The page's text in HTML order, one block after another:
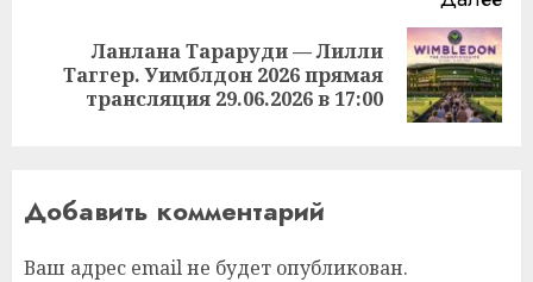
Следующая
запись:
Ланлана Тараруди — Лилли
Таггер. Уимблдон 2026 прямая
трансляция 29.06.2026 в 17:00
Добавить комментарий
Ваш адрес email не будет опубликован.